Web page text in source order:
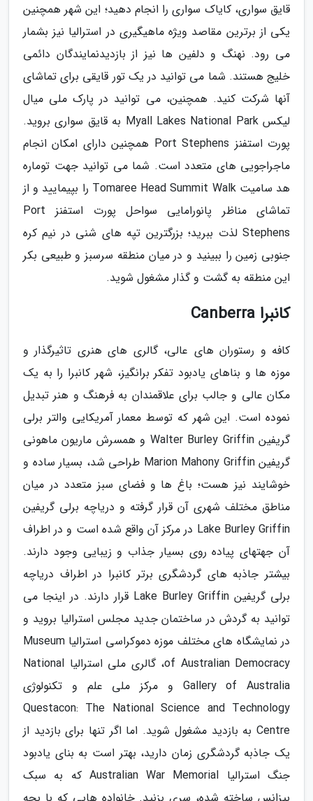
قایق سواری، کایاک سواری را انجام دهید؛ این شهر همچنین
یکی از برترین مقاصد ویژه ماهیگیری در استرالیا نیز بشمار
می رود. نهنگ و دلفین ها نیز از بازدیدنمایندگان دائمی
خلیج هستند. شما می توانید در یک تور قایقی برای تماشای
آنها شرکت کنید. همچنین، می توانید در پارک ملی میال
لیکس Myall Lakes National Park به قایق سواری بروید.
پورت استفنز Port Stephens همچنین دارای امکان انجام
ماجراجویی های متعدد است. شما می توانید جهت توماره
هد سامیت Tomaree Head Summit Walk را بپیمایید و از
تماشای مناظر پانورامایی سواحل پورت استفنز Port
Stephens لذت ببرید؛ بزرگترین تپه های شنی در نیم کره
جنوبی زمین را ببینید و در میان منطقه سرسبز و طبیعی بکر
این منطقه به گشت و گذار مشغول شوید.
کانبرا Canberra
کافه و رستوران های عالی، گالری های هنری تاثیرگذار و
موزه ها و بناهای یادبود تفکر برانگیز، شهر کانبرا را به یک
مکان عالی و جالب برای علاقمندان به فرهنگ و هنر تبدیل
نموده است. این شهر که توسط معمار آمریکایی والتر برلی
گریفین Walter Burley Griffin و همسرش ماریون ماهونی
گریفین Marion Mahony Griffin طراحی شد، بسیار ساده و
خوشایند نیز هست؛ باغ ها و فضای سبز متعدد در میان
مناطق مختلف شهری آن قرار گرفته و دریاچه برلی گریفین
Lake Burley Griffin در مرکز آن واقع شده است و در اطراف
آن جهتهای پیاده روی بسیار جذاب و زیبایی وجود دارند.
بیشتر جاذبه های گردشگری برتر کانبرا در اطراف دریاچه
برلی گریفین Lake Burley Griffin قرار دارند. در اینجا می
توانید به گردش در ساختمان جدید مجلس استرالیا بروید و
در نمایشگاه های مختلف موزه دموکراسی استرالیا Museum
of Australian Democracy، گالری ملی استرالیا National
Gallery of Australia و مرکز ملی علم و تکنولوژی
Questacon: The National Science and Technology
Centre به بازدید مشغول شوید. اما اگر تنها برای بازدید از
یک جاذبه گردشگری زمان دارید، بهتر است به بنای یادبود
جنگ استرالیا Australian War Memorial که به سبک